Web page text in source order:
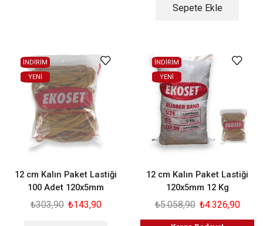
Sepete Ekle
İNDİRİM
YENI
12 cm Kalın Paket Lastiği
100 Adet 120x5mm
₺303,90 ₺143,90
İNDİRİM
YENI
12 cm Kalın Paket Lastiği
120x5mm 12 Kg
₺5.058,90 ₺4.326,90